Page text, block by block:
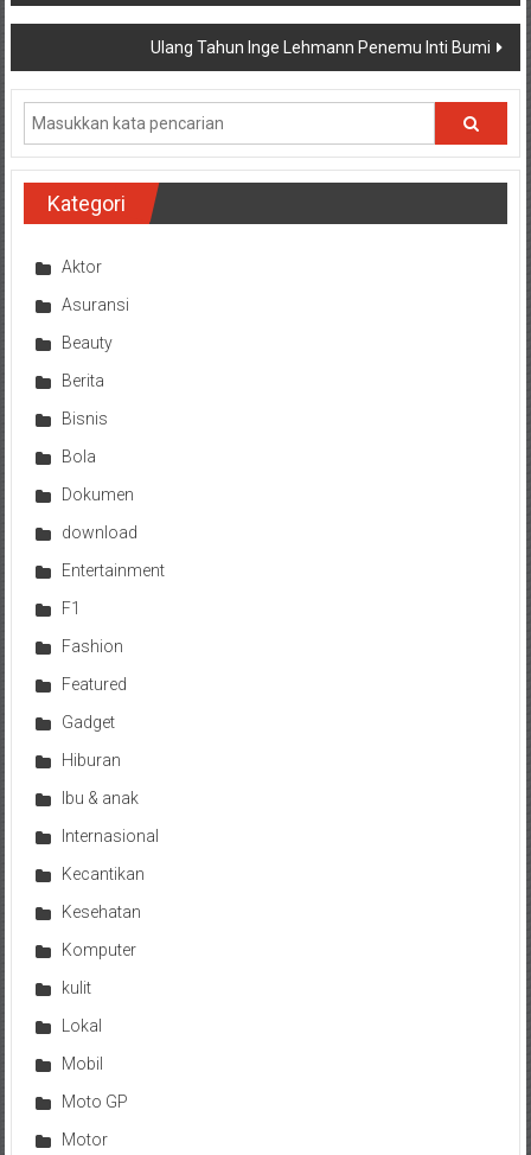
pos
Ulang Tahun Inge Lehmann Penemu Inti Bumi
Kategori
Aktor
Asuransi
Beauty
Berita
Bisnis
Bola
Dokumen
download
Entertainment
F1
Fashion
Featured
Gadget
Hiburan
Ibu & anak
Internasional
Kecantikan
Kesehatan
Komputer
kulit
Lokal
Mobil
Moto GP
Motor